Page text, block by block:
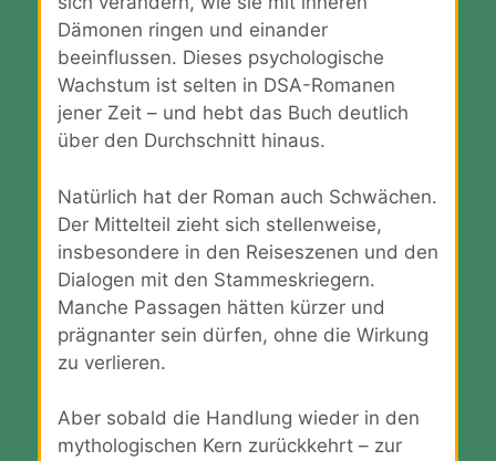
Dämonen ringen und einander
beeinflussen. Dieses psychologische
Wachstum ist selten in DSA-Romanen
jener Zeit – und hebt das Buch deutlich
über den Durchschnitt hinaus.
Natürlich hat der Roman auch Schwächen.
Der Mittelteil zieht sich stellenweise,
insbesondere in den Reiseszenen und den
Dialogen mit den Stammeskriegern.
Manche Passagen hätten kürzer und
prägnanter sein dürfen, ohne die Wirkung
zu verlieren.
Aber sobald die Handlung wieder in den
mythologischen Kern zurückkehrt – zur